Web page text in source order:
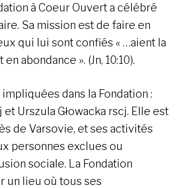
à Coeur Ouvert a célébré
Sa mission est de faire en
qui lui sont confiés « …aient la
abondance ». (Jn, 10:10).
dans la Fondation :
Urszula Głowacka rscj. Elle est
de Varsovie, et ses activités
personnes exclues ou
sociale. La Fondation
un lieu où tous ses